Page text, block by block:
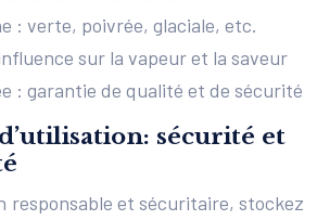
: verte, poivrée, glaciale, etc.
sur la vapeur et la saveur
: garantie de qualité et de sécurité
sécurité et
responsable et sécuritaire, stockez